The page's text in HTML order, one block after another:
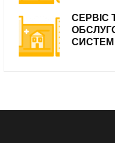
СЕРВІС
СИСТЕМ